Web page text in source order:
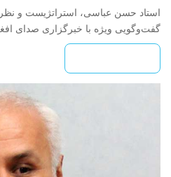
استاد حسن عباسی، استراتژیست و
گفت‌وگویی ویژه با خبرگزاری صدای